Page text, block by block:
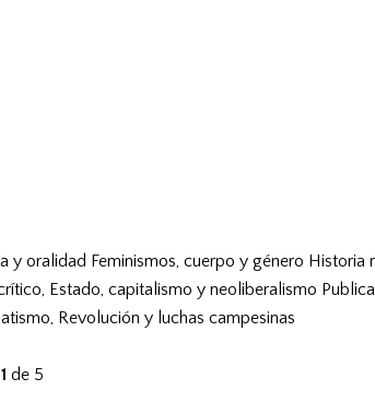
y oralidad Feminismos, cuerpo y género Historia
Estado, capitalismo y neoliberalismo
Revolución y luchas campesinas
1 de 5